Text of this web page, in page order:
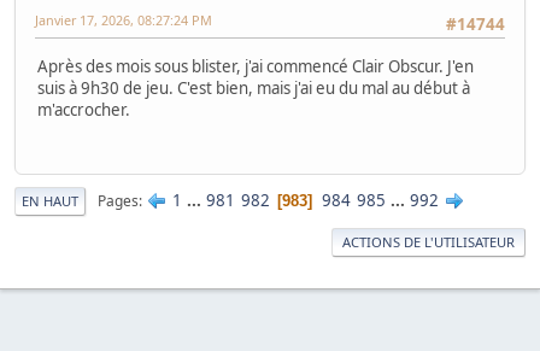
#14744
Janvier 17, 2026, 08:27:24 PM
Après des mois sous blister, j'ai commencé Clair Obscur. J'en
suis à 9h30 de jeu. C'est bien, mais j'ai eu du mal au début à
m'accrocher.
EN HAUT Pages 1 ... 981 982 983 984 985 ... 992
ACTIONS DE L'UTILISATEUR